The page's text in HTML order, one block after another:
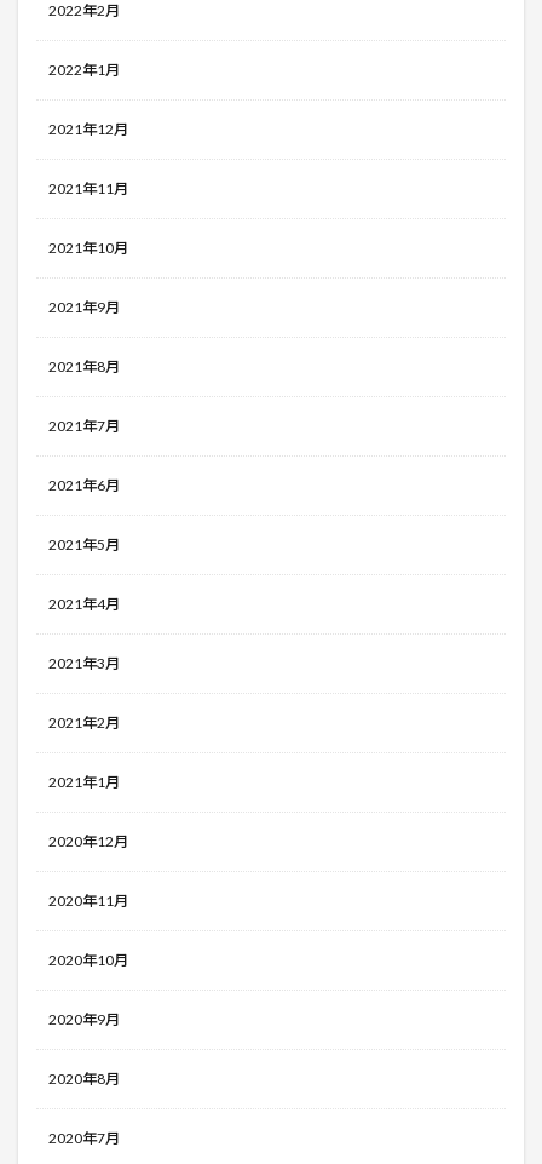
2022年2月
2022年1月
2021年12月
2021年11月
2021年10月
2021年9月
2021年8月
2021年7月
2021年6月
2021年5月
2021年4月
2021年3月
2021年2月
2021年1月
2020年12月
2020年11月
2020年10月
2020年9月
2020年8月
2020年7月